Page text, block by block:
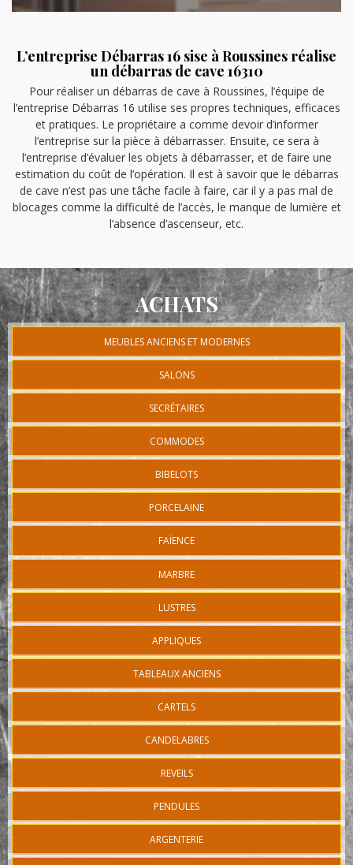
L’entreprise Débarras 16 sise à Roussines réalise
un débarras de cave 16310
Pour réaliser un débarras de cave à Roussines, l’équipe de
l’entreprise Débarras 16 utilise ses propres techniques, efficaces
et pratiques. Le propriétaire a comme devoir d’informer
l’entreprise sur la pièce à débarrasser. Ensuite, ce sera à
l’entreprise d’évaluer les objets à débarrasser, et de faire une
estimation du coût de l’opération. Il est à savoir que le débarras
de cave n’est pas une tâche facile à faire, car il y a pas mal de
blocages comme la difficulté de l’accès, le manque de lumière et
l’absence d’ascenseur, etc.
ACHATS
MEUBLES ANCIENS ET MODERNES
SALONS
SECRÉTAIRES
COMMODES
BIBELOTS
PORCELAINE
FAÏENCE
MARBRE
LUSTRES
APPLIQUES
TABLEAUX ANCIENS
CARTELS
CANDELABRES
REVEILS
PENDULES
ARGENTERIE